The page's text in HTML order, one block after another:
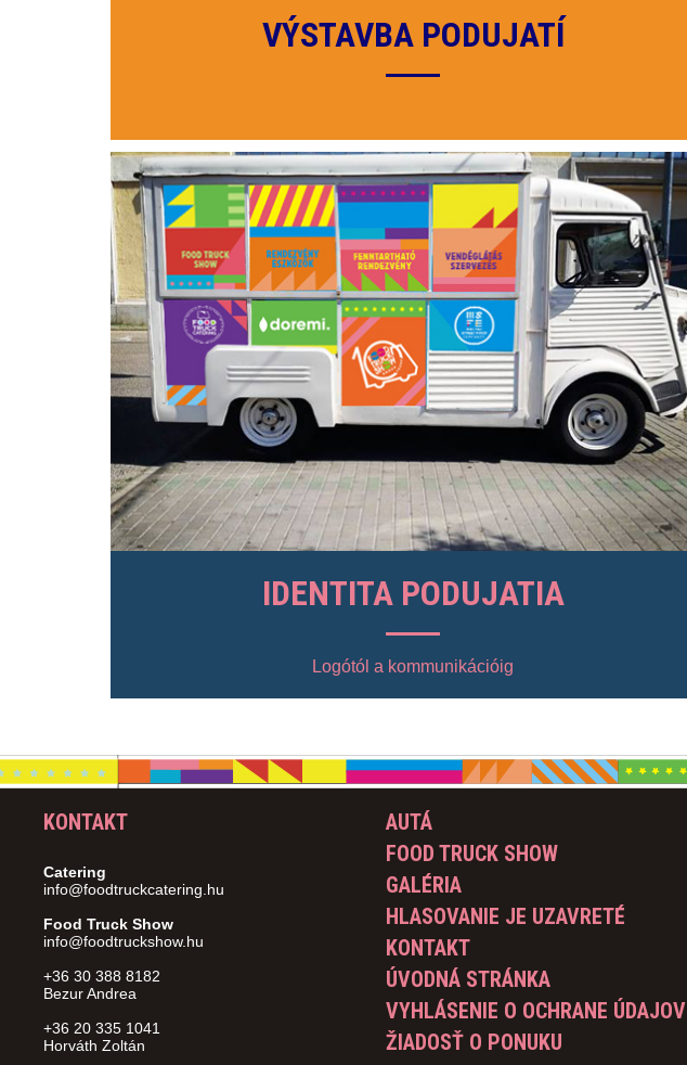
VÝSTAVBA PODUJATÍ
IDENTITA PODUJATIA
Logótól a kommunikációig
KONTAKT
Catering
info@foodtruckcatering.hu
Food Truck Show
info@foodtruckshow.hu
+36 30 388 8182
Bezur Andrea
+36 20 335 1041
Horváth Zoltán
AUTÁ
FOOD TRUCK SHOW
GALÉRIA
HLASOVANIE JE UZAVRETÉ
KONTAKT
ÚVODNÁ STRÁNKA
VYHLÁSENIE O OCHRANE ÚDAJOV
ŽIADOSŤ O PONUKU